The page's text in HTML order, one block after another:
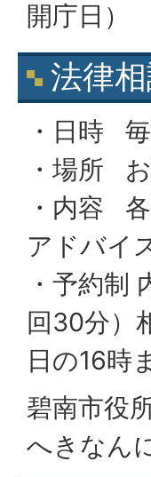
開庁日）
法律
・日時
・場所
・内容
アドバイ
・予約制
回30分）
日の16時
碧南市役
へきなん